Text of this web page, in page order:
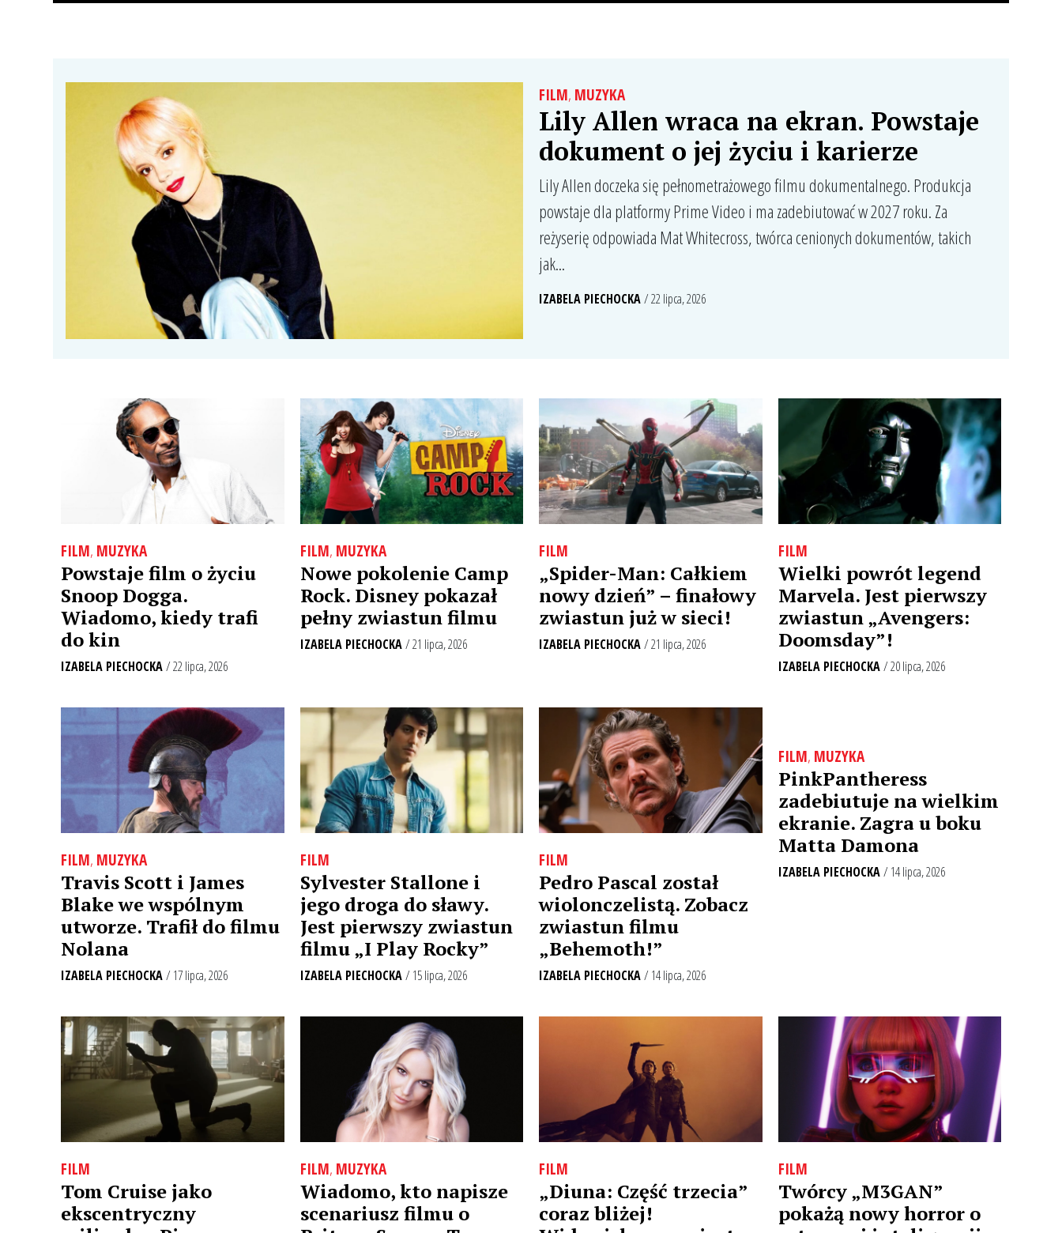
FILM, MUZYKA
Lily Allen wraca na ekran. Powstaje
dokument o jej życiu i karierze
Lily Allen doczeka się pełnometrażowego filmu dokumentalnego. Produkcja
powstaje dla platformy Prime Video i ma zadebiutować w 2027 roku. Za
reżyserię odpowiada Mat Whitecross, twórca cenionych dokumentów, takich
jak...
IZABELA PIECHOCKA/ 22 lipca, 2026
FILM, MUZYKA
Powstaje film o życiu
Snoop Dogga.
Wiadomo, kiedy trafi
do kin
IZABELA PIECHOCKA/ 22 lipca, 2026
FILM, MUZYKA
Nowe pokolenie Camp
Rock. Disney pokazał
pełny zwiastun filmu
IZABELA PIECHOCKA / 21 lipca, 2026
FILM
„Spider-Man: Całkiem
nowy dzień” – finałowy
zwiastun już w sieci!
IZABELA PIECHOCKA/ 21 lipca, 2026
FILM
Wielki powrót legend
Marvela. Jest pierwszy
zwiastun „Avengers:
Doomsday”!
IZABELA PIECHOCKA / 20 lipca, 2026
FILM, MUZYKA
Travis Scott i James
Blake we wspólnym
utworze. Trafił do filmu
Nolana
IZABELA PIECHOCKA/ 17 lipca, 2026
FILM
Sylvester Stallone i
jego droga do sławy.
Jest pierwszy zwiastun
filmu „I Play Rocky”
IZABELA PIECHOCKA / 15 lipca, 2026
FILM
Pedro Pascal został
wiolonczelistą. Zobacz
zwiastun filmu
„Behemoth!”
IZABELA PIECHOCKA/ 14 lipca, 2026
FILM, MUZYKA
PinkPantheress
zadebiutuje na wielkim
ekranie. Zagra u boku
Matta Damona
IZABELA PIECHOCKA / 14 lipca, 2026
FILM
Tom Cruise jako
ekscentryczny
FILM, MUZYKA
Wiadomo, kto napisze
scenariusz filmu o
FILM
„Diuna: Część trzecia”
coraz bliżej!
FILM
Twórcy „M3GAN”
pokażą nowy horror o